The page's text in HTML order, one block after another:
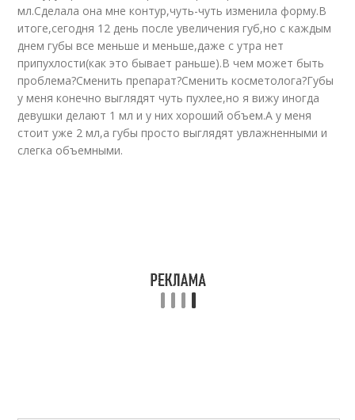
мл.Сделала она мне контур,чуть-чуть изменила форму.В
итоге,сегодня 12 день после увеличения губ,но с каждым
днем губы все меньше и меньше,даже с утра нет
припухлости(как это бывает раньше).В чем может быть
проблема?Сменить препарат?Сменить косметолога?Губы
у меня конечно выглядят чуть пухлее,но я вижу иногда
девушки делают 1 мл и у них хороший объем.А у меня
стоит уже 2 мл,а губы просто выглядят увлажненными и
слегка объемными.